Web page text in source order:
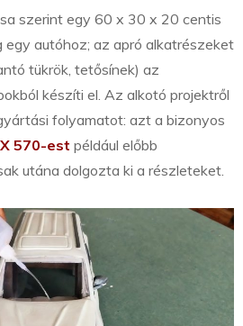
szerint egy 60 x 30 x 20 centis
autóhoz; az apró alkatrészeket
tükrök, tetősínek) az
készíti el. Az alkotó projektről
folyamatot: azt a bizonyos
570-est például előbb
utána dolgozta ki a részleteket.